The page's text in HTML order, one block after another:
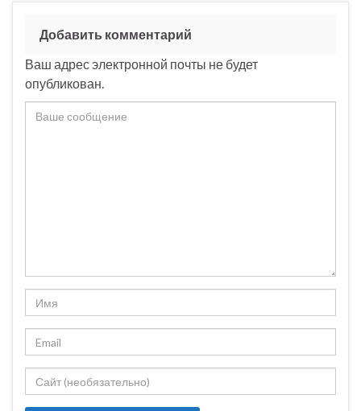
Добавить комментарий
Ваш адрес электронной почты не будет
опубликован.